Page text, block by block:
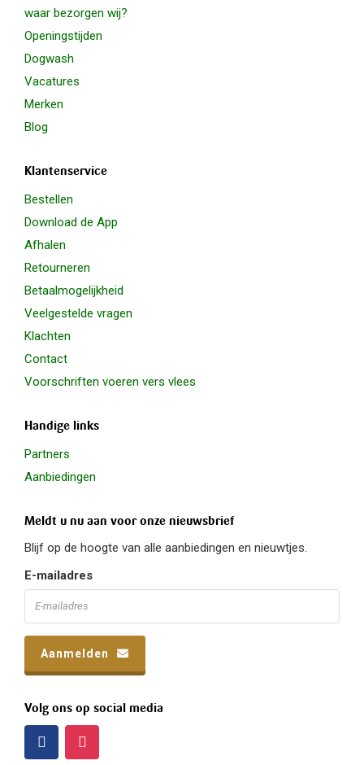
waar bezorgen wij?
Openingstijden
Dogwash
Vacatures
Merken
Blog
Klantenservice
Bestellen
Download de App
Afhalen
Retourneren
Betaalmogelijkheid
Veelgestelde vragen
Klachten
Contact
Voorschriften voeren vers vlees
Handige links
Partners
Aanbiedingen
Meldt u nu aan voor onze nieuwsbrief
Blijf op de hoogte van alle aanbiedingen en nieuwtjes.
E-mailadres
Aanmelden
Volg ons op social media